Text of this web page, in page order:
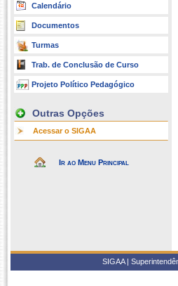
Calendário
Documentos
Turmas
Trab. de Conclusão de Curso
Projeto Político Pedagógico
Outras Opções
Acessar o SIGAA
Ir ao Menu Principal
SIGAA |